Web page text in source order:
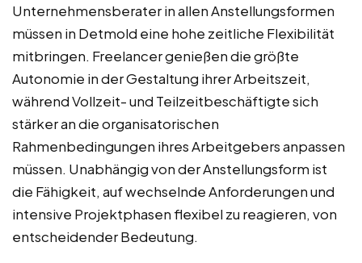
Unternehmensberater in allen Anstellungsformen
müssen in Detmold eine hohe zeitliche Flexibilität
mitbringen. Freelancer genießen die größte
Autonomie in der Gestaltung ihrer Arbeitszeit,
während Vollzeit- und Teilzeitbeschäftigte sich
stärker an die organisatorischen
Rahmenbedingungen ihres Arbeitgebers anpassen
müssen. Unabhängig von der Anstellungsform ist
die Fähigkeit, auf wechselnde Anforderungen und
intensive Projektphasen flexibel zu reagieren, von
entscheidender Bedeutung.